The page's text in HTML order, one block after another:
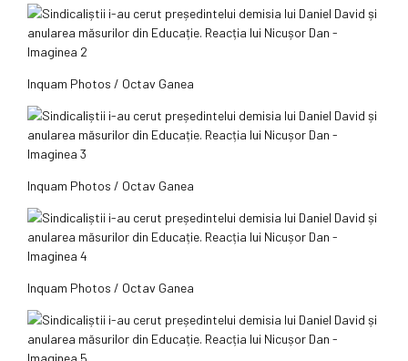
Inquam Photos / Octav Ganea
Inquam Photos / Octav Ganea
Inquam Photos / Octav Ganea